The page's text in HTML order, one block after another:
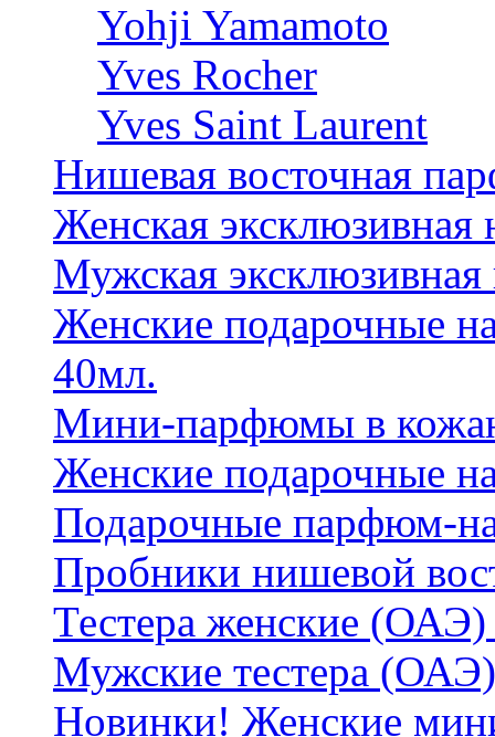
Yohji Yamamoto
Yves Rocher
Yves Saint Laurent
Нишевая восточная
Женская
Мужская
Женские подарочные
40мл.
Мини-парфюмы в
Женские подарочные
Подарочные парфюм-
Пробники нишевой
Тестера женские (ОАЭ)
Мужские тестера (ОАЭ)
Новинки! Женские